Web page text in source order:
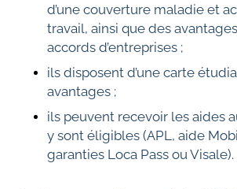
d’une couverture maladie et
travail, ainsi que des
accords d’entreprises ;
ils disposent d’une carte
avantages ;
ils peuvent recevoir les aides
y sont éligibles (APL, aide
garanties Loca Pass ou Visale).